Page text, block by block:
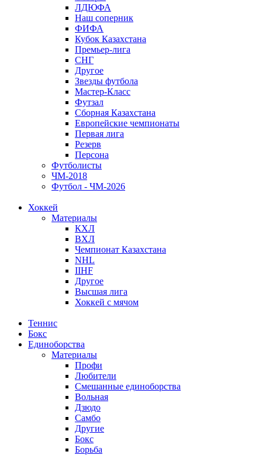
ЛДЮФА
Наш соперник
ФИФА
Кубок Казахстана
Премьер-лига
СНГ
Другое
Звезды футбола
Мастер-Класс
Футзал
Сборная Казахстана
Европейские чемпионаты
Первая лига
Резерв
Персона
Футболисты
ЧМ-2018
Футбол - ЧМ-2026
Хоккей
Материалы
КХЛ
ВХЛ
Чемпионат Казахстана
NHL
IIHF
Другое
Высшая лига
Хоккей с мячом
Теннис
Бокс
Единоборства
Материалы
Профи
Любители
Смешанные единоборства
Вольная
Дзюдо
Самбо
Другие
Бокс
Борьба